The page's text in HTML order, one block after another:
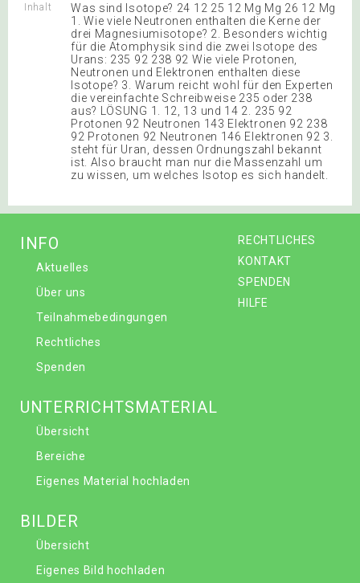
Inhalt
Was sind Isotope? 24 12 25 12 Mg Mg 26 12 Mg
1. Wie viele Neutronen enthalten die Kerne der
drei Magnesiumisotope? 2. Besonders wichtig
für die Atomphysik sind die zwei Isotope des
Urans: 235 92 238 92 Wie viele Protonen,
Neutronen und Elektronen enthalten diese
Isotope? 3. Warum reicht wohl für den Experten
die vereinfachte Schreibweise 235 oder 238
aus? LÖSUNG 1. 12, 13 und 14 2. 235 92
Protonen 92 Neutronen 143 Elektronen 92 238
92 Protonen 92 Neutronen 146 Elektronen 92 3.
steht für Uran, dessen Ordnungszahl bekannt
ist. Also braucht man nur die Massenzahl um
zu wissen, um welches Isotop es sich handelt.
RECHTLICHES
KONTAKT
SPENDEN
HILFE
INFO
Aktuelles
Über uns
Teilnahmebedingungen
Rechtliches
Spenden
UNTERRICHTSMATERIAL
Übersicht
Bereiche
Eigenes Material hochladen
BILDER
Übersicht
Eigenes Bild hochladen